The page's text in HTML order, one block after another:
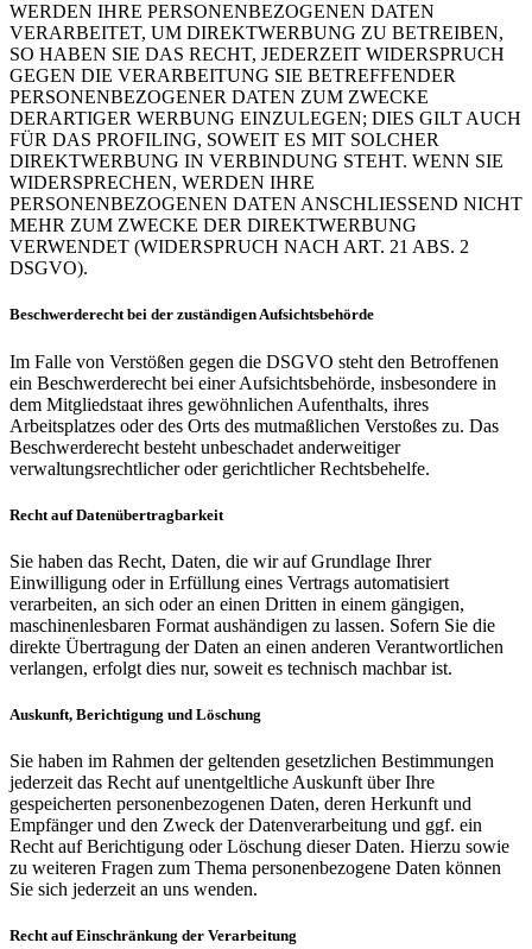
WERDEN IHRE PERSONENBEZOGENEN DATEN
VERARBEITET, UM DIREKTWERBUNG ZU BETREIBEN,
SO HABEN SIE DAS RECHT, JEDERZEIT WIDERSPRUCH
GEGEN DIE VERARBEITUNG SIE BETREFFENDER
PERSONENBEZOGENER DATEN ZUM ZWECKE
DERARTIGER WERBUNG EINZULEGEN; DIES GILT AUCH
FÜR DAS PROFILING, SOWEIT ES MIT SOLCHER
DIREKTWERBUNG IN VERBINDUNG STEHT. WENN SIE
WIDERSPRECHEN, WERDEN IHRE
PERSONENBEZOGENEN DATEN ANSCHLIESSEND NICHT
MEHR ZUM ZWECKE DER DIREKTWERBUNG
VERWENDET (WIDERSPRUCH NACH ART. 21 ABS. 2
DSGVO).
Beschwerde­recht bei der zuständigen Aufsichts­behörde
Im Falle von Verstößen gegen die DSGVO steht den Betroffenen
ein Beschwerderecht bei einer Aufsichtsbehörde, insbesondere in
dem Mitgliedstaat ihres gewöhnlichen Aufenthalts, ihres
Arbeitsplatzes oder des Orts des mutmaßlichen Verstoßes zu. Das
Beschwerderecht besteht unbeschadet anderweitiger
verwaltungsrechtlicher oder gerichtlicher Rechtsbehelfe.
Recht auf Daten­übertrag­barkeit
Sie haben das Recht, Daten, die wir auf Grundlage Ihrer
Einwilligung oder in Erfüllung eines Vertrags automatisiert
verarbeiten, an sich oder an einen Dritten in einem gängigen,
maschinenlesbaren Format aushändigen zu lassen. Sofern Sie die
direkte Übertragung der Daten an einen anderen Verantwortlichen
verlangen, erfolgt dies nur, soweit es technisch machbar ist.
Auskunft, Berichtigung und Löschung
Sie haben im Rahmen der geltenden gesetzlichen Bestimmungen
jederzeit das Recht auf unentgeltliche Auskunft über Ihre
gespeicherten personenbezogenen Daten, deren Herkunft und
Empfänger und den Zweck der Datenverarbeitung und ggf. ein
Recht auf Berichtigung oder Löschung dieser Daten. Hierzu sowie
zu weiteren Fragen zum Thema personenbezogene Daten können
Sie sich jederzeit an uns wenden.
Recht auf Einschränkung der Verarbeitung